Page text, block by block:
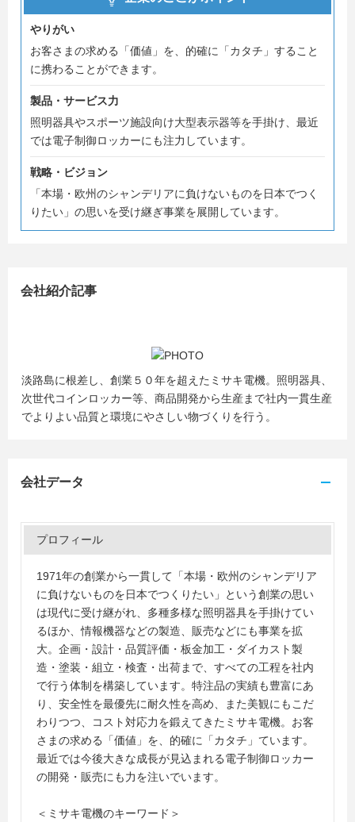
やりがい
お客さまの求める「価値」を、的確に「カタチ」すること
に携わることができます。
製品・サービス力
照明器具やスポーツ施設向け大型表示器等を手掛け、最近
では電子制御ロッカーにも注力しています。
戦略・ビジョン
「本場・欧州のシャンデリアに負けないものを日本でつく
りたい」の思いを受け継ぎ事業を展開しています。
会社紹介記事
淡路島に根差し、創業５０年を超えたミサキ電機。照明器具、
次世代コインロッカー等、商品開発から生産まで社内一貫生産
でよりよい品質と環境にやさしい物づくりを行う。
会社データ
プロフィール
1971年の創業から一貫して「本場・欧州のシャンデリア
に負けないものを日本でつくりたい」という創業の思い
は現代に受け継がれ、多種多様な照明器具を手掛けてい
るほか、情報機器などの製造、販売などにも事業を拡
大。企画・設計・品質評価・板金加工・ダイカスト製
造・塗装・組立・検査・出荷まで、すべての工程を社内
で行う体制を構築しています。特注品の実績も豊富にあ
り、安全性を最優先に耐久性を高め、また美観にもこだ
わりつつ、コスト対応力を鍛えてきたミサキ電機。お客
さまの求める「価値」を、的確に「カタチ」ています。
最近では今後大きな成長が見込まれる電子制御ロッカー
の開発・販売にも力を注いでいます。
＜ミサキ電機のキーワード＞